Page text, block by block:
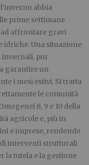
abbia
prime settimane
ad affrontare gravi
idriche. Una situazione
invernali, pur
garantire un
i mesi estivi. Si tratta
le comunità
8, 9 e 10 della
agricole e, più in
e imprese, rendendo
interventi strutturali
la tutela e la gestione